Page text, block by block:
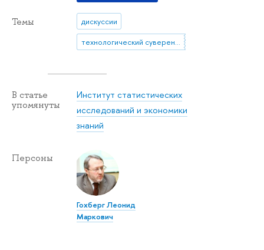
Темы
дискуссии
технологический суверенитет
В статье
упомянуты
Институт статистических
исследований и экономики
знаний
Персоны
Гохберг Леонид
Маркович